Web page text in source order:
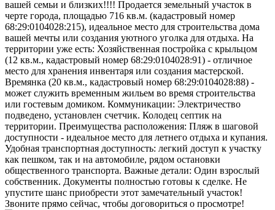
вашей семьи и близких!!!! Продается земельный участок в
черте города, площадью 716 кв.м. (кадастровый номер
68:29:0104028:215), идеальное место для строительства дома
вашей мечты или создания уютного уголка для отдыха. На
территории уже есть: Хозяйственная постройка с крыльцом
(12 кв.м., кадастровый номер 68:29:0104028:91) - отличное
место для хранения инвентаря или создания мастерской.
Времянка (20 кв.м., кадастровый номер 68:29:0104028:88) -
может служить временным жильем во время строительства
или гостевым домиком. Коммуникации: Электричество
подведено, установлен счетчик. Колодец септик на
территории. Преимущества расположения: Пляж в шаговой
доступности - идеальное место для летнего отдыха и купания.
Удобная транспортная доступность: легкий доступ к участку
как пешком, так и на автомобиле, рядом остановки
общественного транспорта. Важные детали: Один взрослый
собственник. Документы полностью готовы к сделке. Не
упустите шанс приобрести этот замечательный участок!
Звоните прямо сейчас, чтобы договориться о просмотре!